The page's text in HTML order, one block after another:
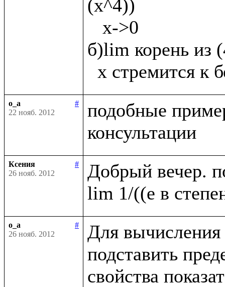
(х^4))
б)lim корень из
o_a
#
22 нояб. 2012
подобные
Ксения
#
26 нояб. 2012
Добрый вечер.
o_a
#
26 нояб. 2012
Для
подставить
свойства